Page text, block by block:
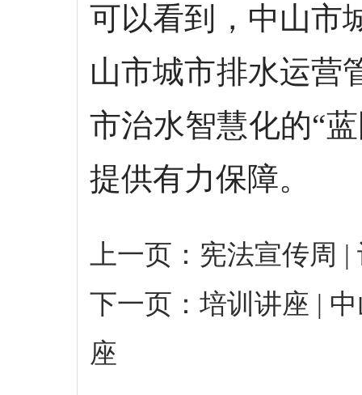
可以看到，中山市
山市城市排水运营
市治水智慧化的“
提供有力保障。
上一页： 宪法宣传周 |
下一页： 培训讲座 |
座